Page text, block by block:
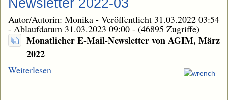
Newsletter 2022-03
Autor/Autorin: Monika - Veröffentlicht 31.03.2022 03:54
- Ablaufdatum 31.03.2023 09:00 - (46895 Zugriffe)
Monatlicher E-Mail-Newsletter von AGIM, März
2022
Weiterlesen